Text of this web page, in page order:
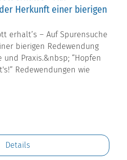
Herkunft einer bierigen
erhalt’s – Auf Spurensuche
bierigen Redewendung
Praxis.&nbsp; “Hopfen
Redewendungen wie
Details